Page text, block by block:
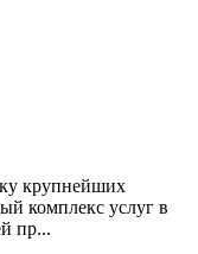
крупнейших
комплекс услуг в
пр...